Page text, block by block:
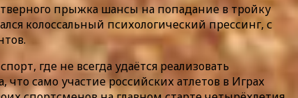
прыжка шансы на попадание в тройку
колоссальный психологический прессинг, с
где не всегда удаётся реализовать
само участие российских атлетов в Играх